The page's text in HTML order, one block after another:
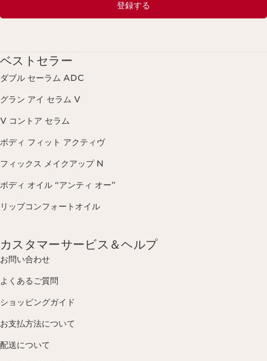
登録する
ベストセラー
ダブル セーラム ADC
グラン アイ セラム V
V コントア セラム
ボディ フィット アクティヴ
フィックス メイクアップ N
ボディ オイル “アンティ オー”
リップコンフォートオイル
カスタマーサービス＆ヘルプ
お問い合わせ
よくあるご質問
ショッピングガイド
お支払方法について
配送について